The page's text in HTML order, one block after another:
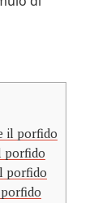
il porfido
porfido
porfido